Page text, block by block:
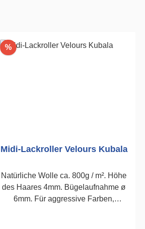
%Rabatt
Midi-Lackroller Velours Kubala
Natürliche Wolle ca. 800g / m². Höhe
des Haares 4mm. Bügelaufnahme ø
6mm. Für aggressive Farben,